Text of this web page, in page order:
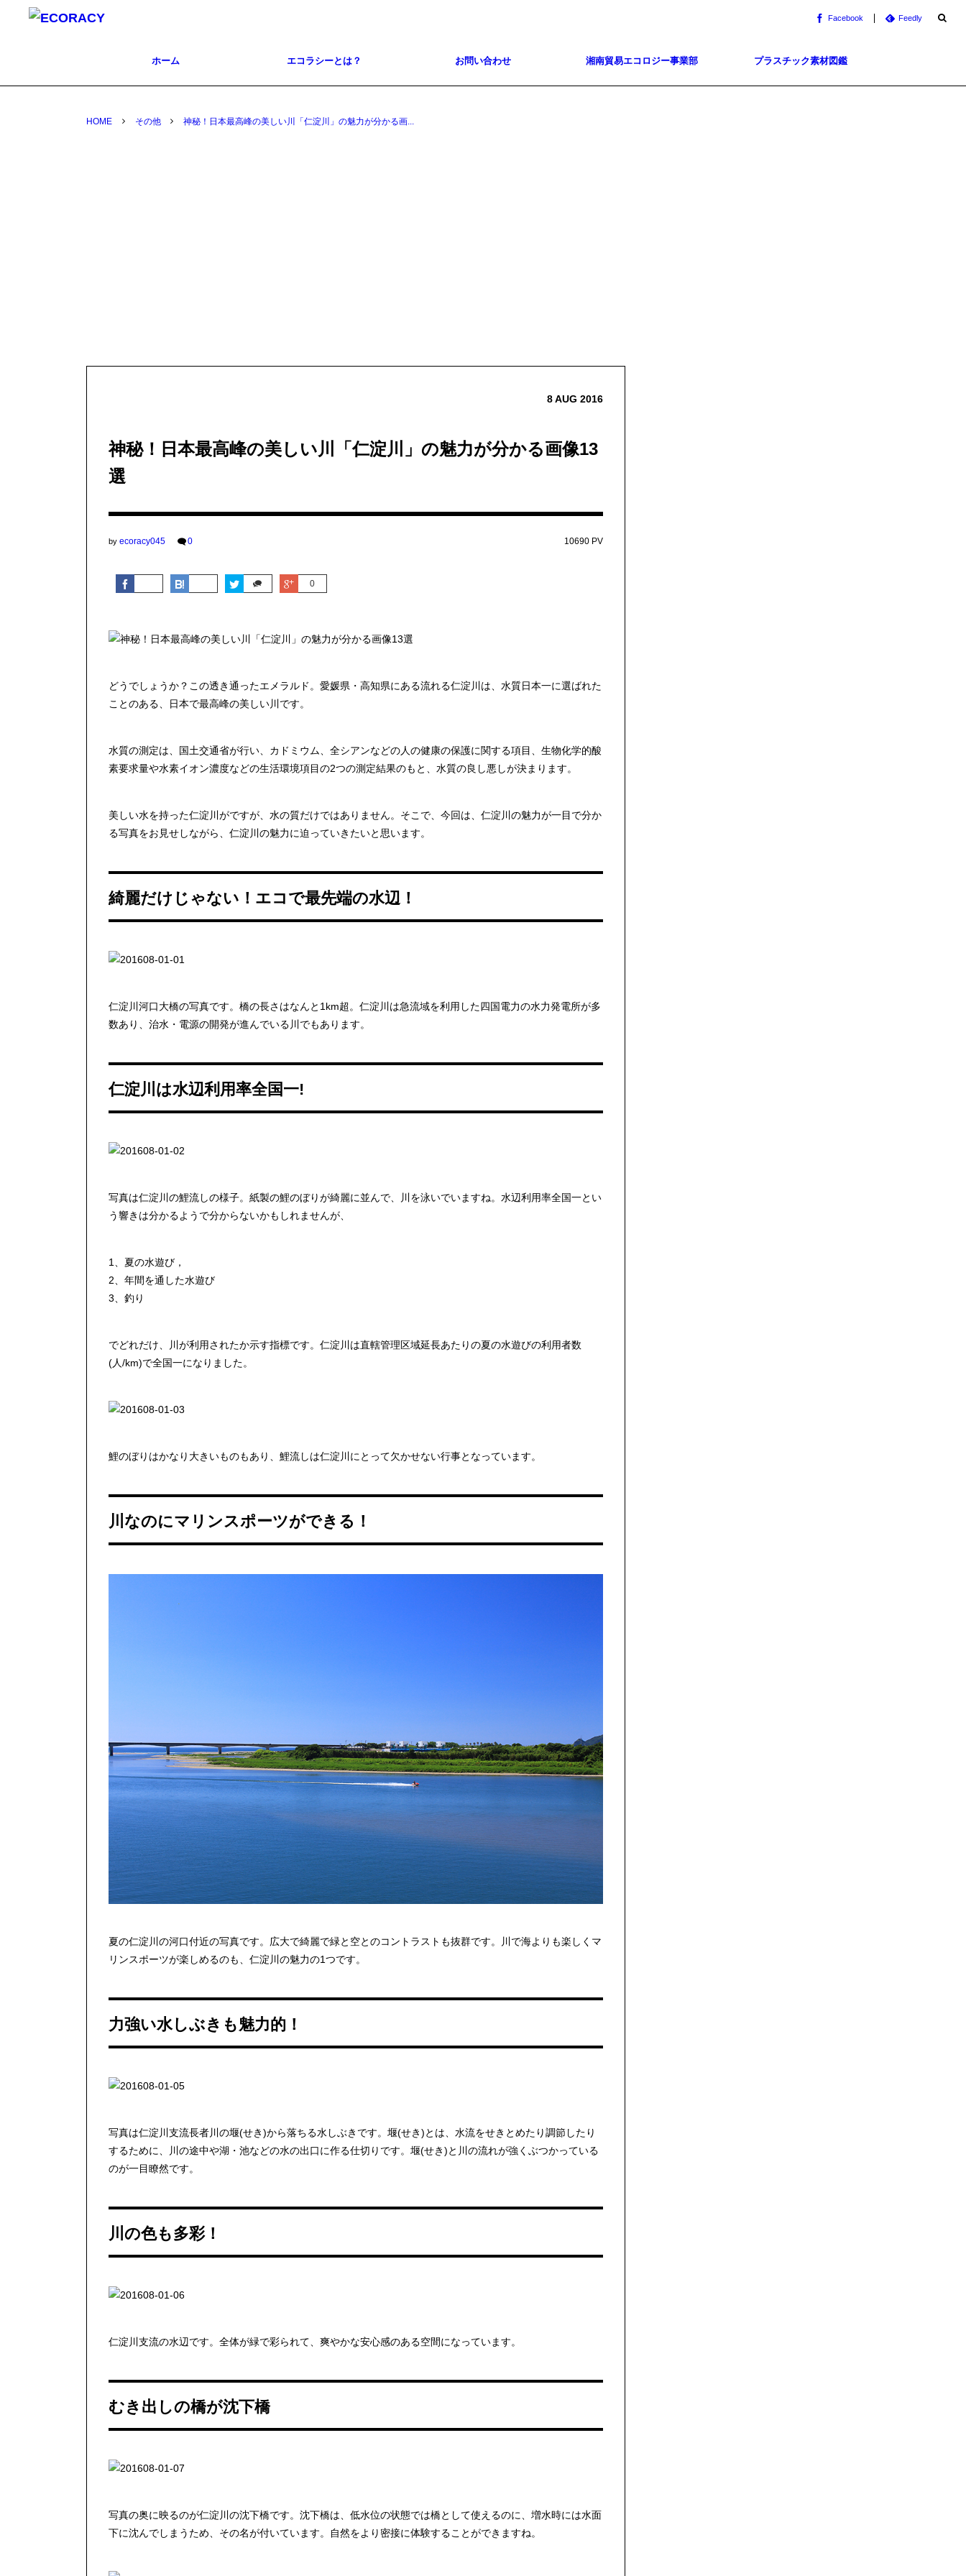
Facebook Feedly
ホーム エコラシーとは？ お問い合わせ 湘南貿易エコロジー事業部 プラスチック素材図鑑
HOME その他 神秘！日本最高峰の美しい川「仁淀川」の魅力が分かる画...
8AUG 2016
神秘！日本最高峰の美しい川「仁淀川」の魅力が分かる画像13
選
by ecoracy045 0 10690 PV
0
どうでしょうか？この透き通ったエメラルド。愛媛県・高知県にある流れる仁淀川は、水質日本一に選ばれた
ことのある、日本で最高峰の美しい川です。
水質の測定は、国土交通省が行い、カドミウム、全シアンなどの人の健康の保護に関する項目、生物化学的酸
素要求量や水素イオン濃度などの生活環境項目の2つの測定結果のもと、水質の良し悪しが決まります。
美しい水を持った仁淀川がですが、水の質だけではありません。そこで、今回は、仁淀川の魅力が一目で分か
る写真をお見せしながら、仁淀川の魅力に迫っていきたいと思います。
綺麗だけじゃない！エコで最先端の水辺！
仁淀川河口大橋の写真です。橋の長さはなんと1km超。仁淀川は急流域を利用した四国電力の水力発電所が多
数あり、治水・電源の開発が進んでいる川でもあります。
仁淀川は水辺利用率全国一!
写真は仁淀川の鯉流しの様子。紙製の鯉のぼりが綺麗に並んで、川を泳いでいますね。水辺利用率全国一とい
う響きは分かるようで分からないかもしれませんが、
1、夏の水遊び，
2、年間を通した水遊び
3、釣り
でどれだけ、川が利用されたか示す指標です。仁淀川は直轄管理区域延長あたりの夏の水遊びの利用者数
(人/km)で全国一になりました。
鯉のぼりはかなり大きいものもあり、鯉流しは仁淀川にとって欠かせない行事となっています。
川なのにマリンスポーツができる！
夏の仁淀川の河口付近の写真です。広大で綺麗で緑と空とのコントラストも抜群です。川で海よりも楽しくマ
リンスポーツが楽しめるのも、仁淀川の魅力の1つです。
力強い水しぶきも魅力的！
写真は仁淀川支流長者川の堰(せき)から落ちる水しぶきです。堰(せき)とは、水流をせきとめたり調節したり
するために、川の途中や湖・池などの水の出口に作る仕切りです。堰(せき)と川の流れが強くぶつかっている
のが一目瞭然です。
川の色も多彩！
仁淀川支流の水辺です。全体が緑で彩られて、爽やかな安心感のある空間になっています。
むき出しの橋が沈下橋
写真の奥に映るのが仁淀川の沈下橋です。沈下橋は、低水位の状態では橋として使えるのに、増水時には水面
下に沈んでしまうため、その名が付いています。自然をより密接に体験することができますね。